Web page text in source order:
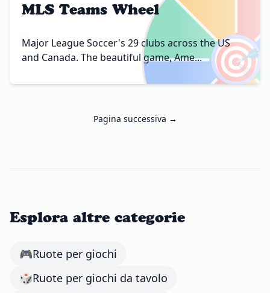
🎯
MLS Teams Wheel
Major League Soccer's 29 clubs across the US
and Canada. The beautiful game, Ame...
Pagina successiva →
Esplora altre categorie
🎮Ruote per giochi
🎲Ruote per giochi da tavolo